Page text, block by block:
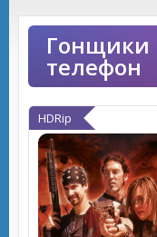
Гонщики
телефон
HDRip